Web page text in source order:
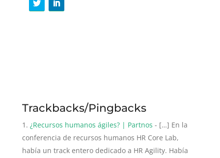
Trackbacks/Pingbacks
¿Recursos humanos ágiles? | Partnos - […] En la
conferencia de recursos humanos HR Core Lab,
había un track entero dedicado a HR Agility. Había